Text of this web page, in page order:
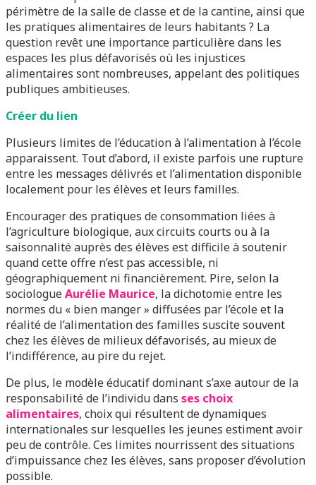
périmètre de la salle de classe et de la cantine, ainsi que
les pratiques alimentaires de leurs habitants ? La
question revêt une importance particulière dans les
espaces les plus défavorisés où les injustices
alimentaires sont nombreuses, appelant des politiques
publiques ambitieuses.
Créer du lien
Plusieurs limites de l’éducation à l’alimentation à l’école
apparaissent. Tout d’abord, il existe parfois une rupture
entre les messages délivrés et l’alimentation disponible
localement pour les élèves et leurs familles.
Encourager des pratiques de consommation liées à
l’agriculture biologique, aux circuits courts ou à la
saisonnalité auprès des élèves est difficile à soutenir
quand cette offre n’est pas accessible, ni
géographiquement ni financièrement. Pire, selon la
sociologueAurélie Maurice, la dichotomie entre les
normes du « bien manger » diffusées par l’école et la
réalité de l’alimentation des familles suscite souvent
chez les élèves de milieux défavorisés, au mieux de
l’indifférence, au pire du rejet.
De plus, le modèle éducatif dominant s’axe autour de la
responsabilité de l’individu dans ses choix
alimentaires, choix qui résultent de dynamiques
internationales sur lesquelles les jeunes estiment avoir
peu de contrôle. Ces limites nourrissent des situations
d’impuissance chez les élèves, sans proposer d’évolution
possible.